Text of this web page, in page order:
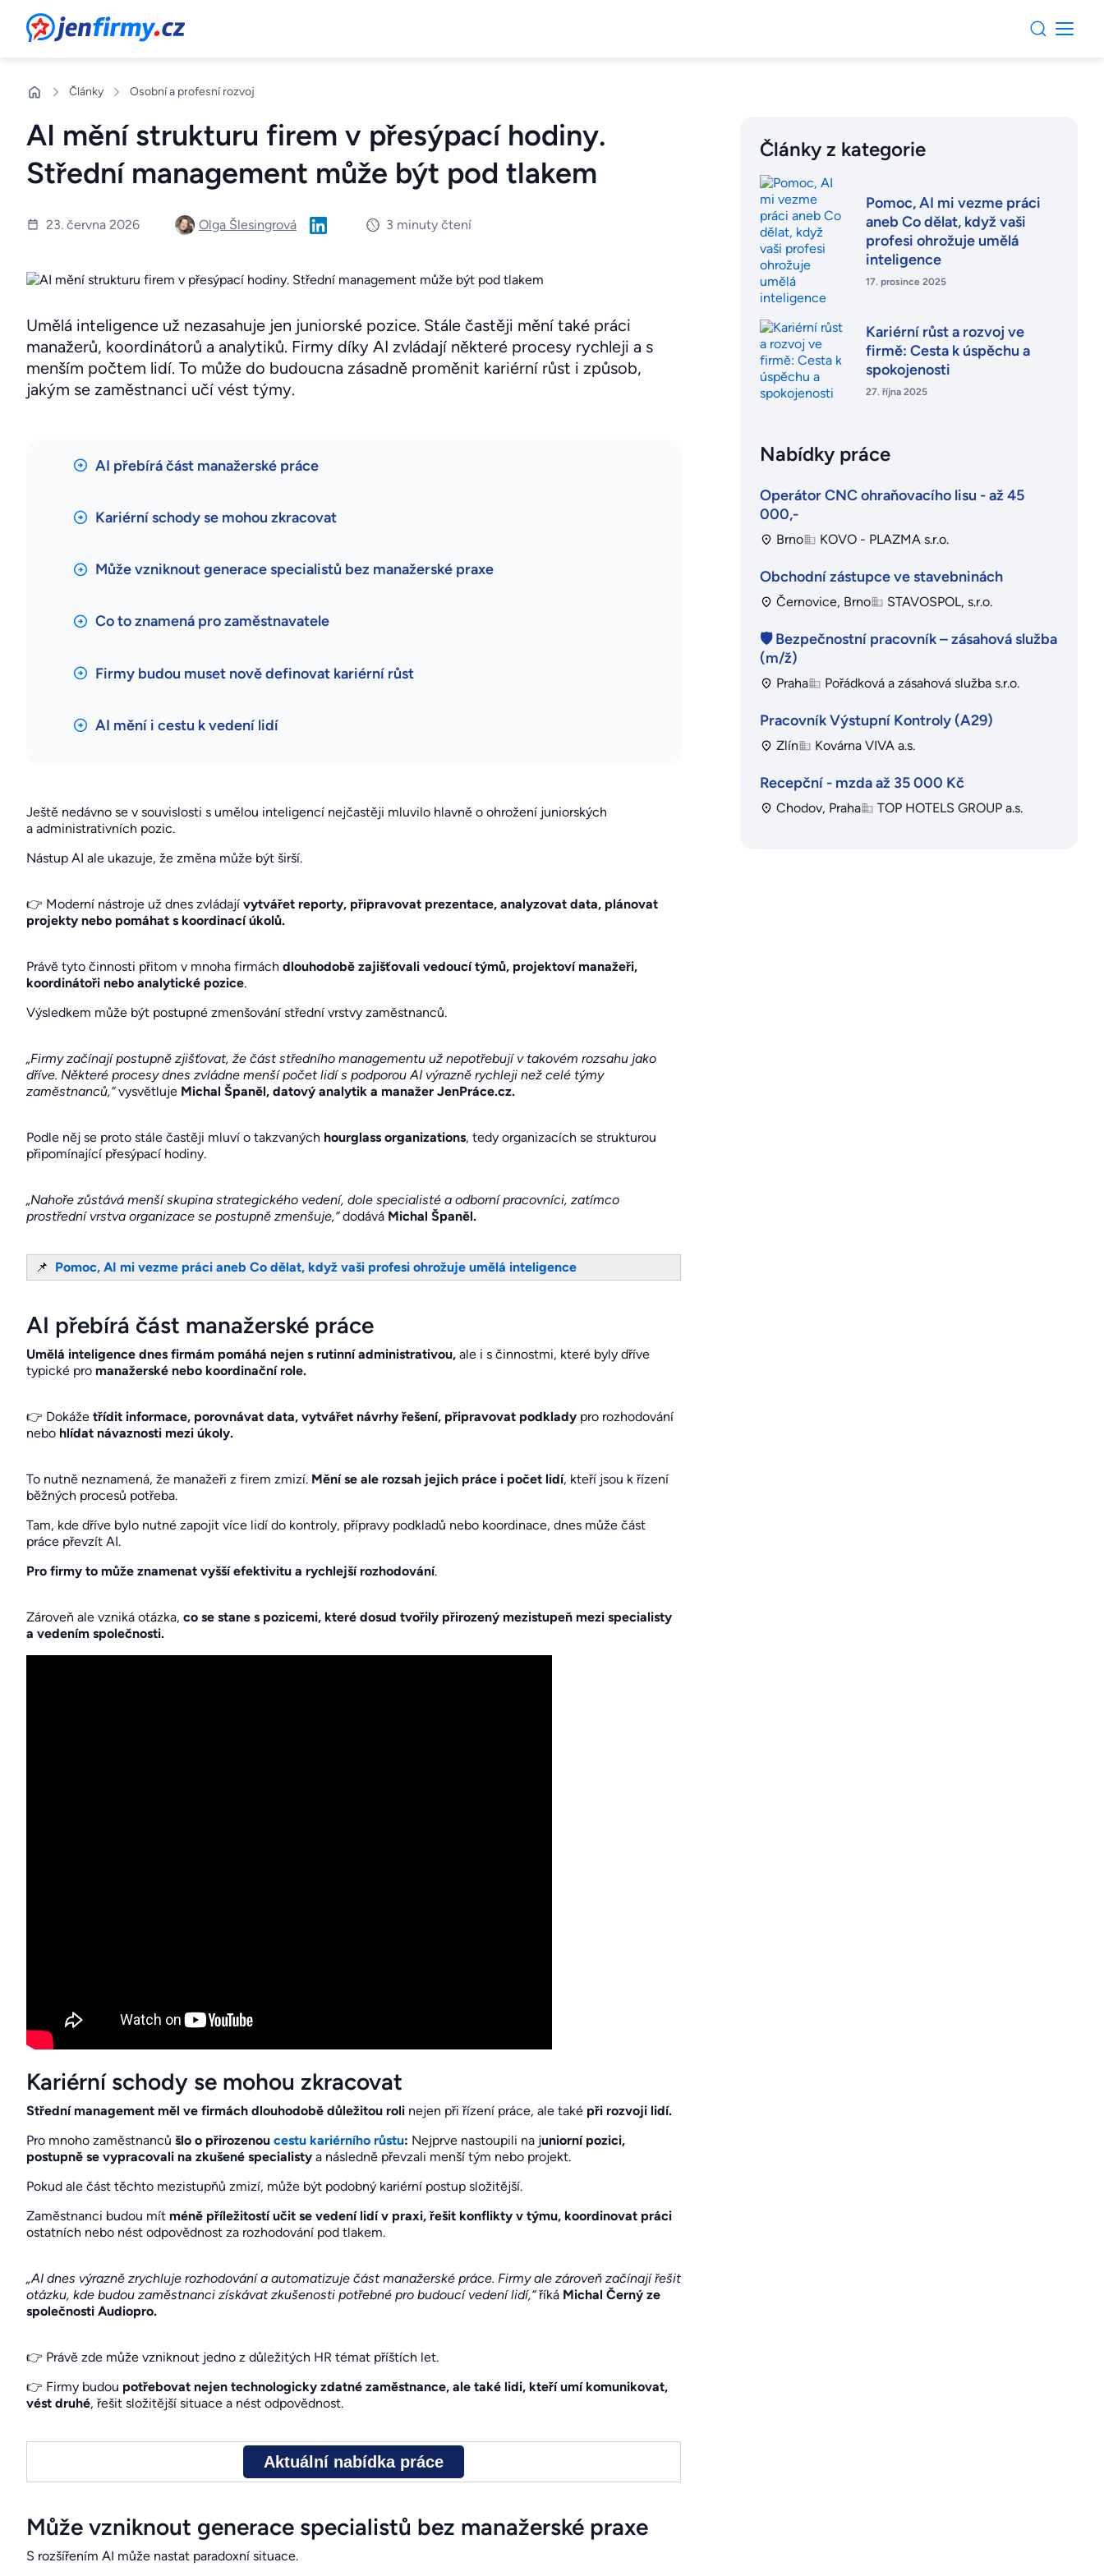
JenFirmy.cz
Články Osobní a profesní rozvoj
AI mění strukturu firem v přesýpací hodiny.
Střední management může být pod tlakem
23. června 2026 Olga Šlesingrová 3 minuty čtení
Umělá inteligence už nezasahuje jen juniorské pozice. Stále častěji mění také práci
manažerů, koordinátorů a analytiků. Firmy díky AI zvládají některé procesy rychleji a s
menším počtem lidí. To může do budoucna zásadně proměnit kariérní růst i způsob,
jakým se zaměstnanci učí vést týmy.
AI přebírá část manažerské práce
Kariérní schody se mohou zkracovat
Může vzniknout generace specialistů bez manažerské praxe
Co to znamená pro zaměstnavatele
Firmy budou muset nově definovat kariérní růst
AI mění i cestu k vedení lidí
Ještě nedávno se v souvislosti s umělou inteligencí nejčastěji mluvilo hlavně o ohrožení juniorských
a administrativních pozic.
Nástup AI ale ukazuje, že změna může být širší.
👉 Moderní nástroje už dnes zvládají vytvářet reporty, připravovat prezentace, analyzovat data, plánovat
projekty nebo pomáhat s koordinací úkolů.
Právě tyto činnosti přitom v mnoha firmách dlouhodobě zajišťovali vedoucí týmů, projektoví manažeři,
koordinátoři nebo analytické pozice.
Výsledkem může být postupné zmenšování střední vrstvy zaměstnanců.
„Firmy začínají postupně zjišťovat, že část středního managementu už nepotřebují v takovém rozsahu jako
dříve. Některé procesy dnes zvládne menší počet lidí s podporou AI výrazně rychleji než celé týmy
zaměstnanců,“vysvětluje Michal Španěl, datový analytik a manažer JenPráce.cz.
Podle něj se proto stále častěji mluví o takzvaných hourglass organizations, tedy organizacích se strukturou
připomínající přesýpací hodiny.
„Nahoře zůstává menší skupina strategického vedení, dole specialisté a odborní pracovníci, zatímco
prostřední vrstva organizace se postupně zmenšuje,“dodává Michal Španěl.
📌 Pomoc, AI mi vezme práci aneb Co dělat, když vaši profesi ohrožuje umělá inteligence
AI přebírá část manažerské práce
Umělá inteligence dnes firmám pomáhá nejen s rutinní administrativou, ale i s činnostmi, které byly dříve
typické pro manažerské nebo koordinační role.
👉 Dokáže třídit informace, porovnávat data, vytvářet návrhy řešení, připravovat podklady pro rozhodování
nebo hlídat návaznosti mezi úkoly.
To nutně neznamená, že manažeři z firem zmizí. Mění se ale rozsah jejich práce i počet lidí, kteří jsou k řízení
běžných procesů potřeba.
Tam, kde dříve bylo nutné zapojit více lidí do kontroly, přípravy podkladů nebo koordinace, dnes může část
práce převzít AI.
Pro firmy to může znamenat vyšší efektivitu a rychlejší rozhodování.
Zároveň ale vzniká otázka, co se stane s pozicemi, které dosud tvořily přirozený mezistupeň mezi specialisty
a vedením společnosti.
Kariérní schody se mohou zkracovat
Střední management měl ve firmách dlouhodobě důležitou roli nejen při řízení práce, ale také při rozvoji lidí.
Pro mnoho zaměstnanců šlo o přirozenou cestu kariérního růstu: Nejprve nastoupili na juniorní pozici,
postupně se vypracovali na zkušené specialisty a následně převzali menší tým nebo projekt.
Pokud ale část těchto mezistupňů zmizí, může být podobný kariérní postup složitější.
Zaměstnanci budou mít méně příležitostí učit se vedení lidí v praxi, řešit konflikty v týmu, koordinovat práci
ostatních nebo nést odpovědnost za rozhodování pod tlakem.
„AI dnes výrazně zrychluje rozhodování a automatizuje část manažerské práce. Firmy ale zároveň začínají řešit
otázku, kde budou zaměstnanci získávat zkušenosti potřebné pro budoucí vedení lidí,“říká Michal Černý ze
společnosti Audiopro.
👉 Právě zde může vzniknout jedno z důležitých HR témat příštích let.
👉 Firmy budou potřebovat nejen technologicky zdatné zaměstnance, ale také lidi, kteří umí komunikovat,
vést druhé, řešit složitější situace a nést odpovědnost.
Aktuální nabídka práce
Může vzniknout generace specialistů bez manažerské praxe
S rozšířením AI může nastat paradoxní situace.
Články z kategorie
Pomoc, AI mi vezme práci
aneb Co dělat, když vaši
profesi ohrožuje umělá
inteligence
17. prosince 2025
Kariérní růst a rozvoj ve
firmě: Cesta k úspěchu a
spokojenosti
27. října 2025
Nabídky práce
Operátor CNC ohraňovacího lisu - až 45
000,-
Brno KOVO - PLAZMA s.r.o.
Obchodní zástupce ve stavebninách
Černovice, Brno STAVOSPOL, s.r.o.
🛡️ Bezpečnostní pracovník – zásahová služba
(m/ž)
Praha Pořádková a zásahová služba s.r.o.
Pracovník Výstupní Kontroly (A29)
Zlín Kovárna VIVA a.s.
Recepční - mzda až 35 000 Kč
Chodov, Praha TOP HOTELS GROUP a.s.